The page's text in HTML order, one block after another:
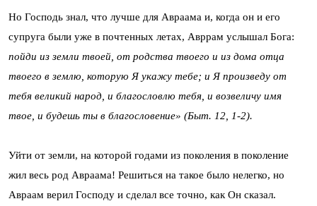
Но Господь знал, что лучше для Авраама и, когда он и его
супруга были уже в почтенных летах, Авррам услышал Бога:
пойди из земли твоей, от родства твоего и из дома отца
твоего в землю, которую Я укажу тебе; и Я произведу от
тебя великий народ, и благословлю тебя, и возвеличу имя
твое, и будешь ты в благословение» (Быт. 12, 1-2).
Уйти от земли, на которой годами из поколения в поколение
жил весь род Авраама! Решиться на такое было нелегко, но
Авраам верил Господу и сделал все точно, как Он сказал.